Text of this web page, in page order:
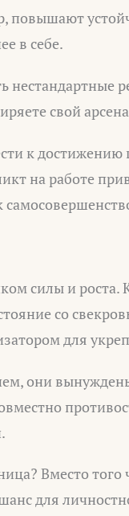
повышают
в себе.
нестандартные
свой
к достижению
на работе
силы и роста.
со
для
они
Вместо того
для